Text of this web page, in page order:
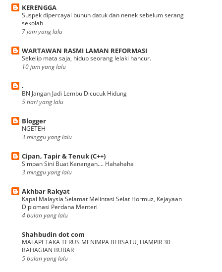
KERENGGA
Suspek dipercayai bunuh datuk dan nenek sebelum serang
sekolah
7 jam yang lalu
WARTAWAN RASMI LAMAN REFORMASI
Sekelip mata saja, hidup seorang lelaki hancur.
10 jam yang lalu
.
BN Jangan Jadi Lembu Dicucuk Hidung
5 hari yang lalu
Blogger
NGETEH
3 minggu yang lalu
Cipan, Tapir & Tenuk (C++)
Simpan Sini Buat Kenangan.... Hahahaha
3 minggu yang lalu
Akhbar Rakyat
Kapal Malaysia Selamat Melintasi Selat Hormuz, Kejayaan
Diplomasi Perdana Menteri
4 bulan yang lalu
Shahbudin dot com
MALAPETAKA TERUS MENIMPA BERSATU, HAMPIR 30
BAHAGIAN BUBAR
5 bulan yang lalu